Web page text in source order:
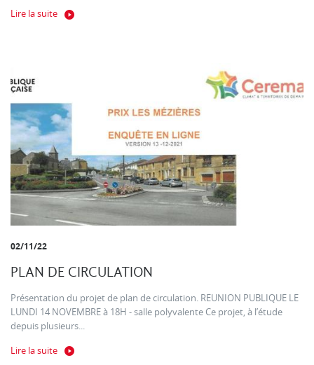
Lire la suite
02/11/22
PLAN DE CIRCULATION
Présentation du projet de plan de circulation. REUNION PUBLIQUE LE
LUNDI 14 NOVEMBRE à 18H - salle polyvalente Ce projet, à l’étude
depuis plusieurs...
Lire la suite